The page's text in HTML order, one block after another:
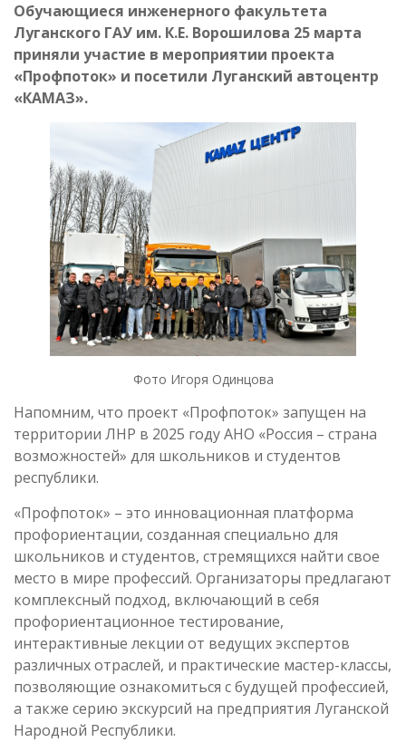
Обучающиеся инженерного факультета
Луганского ГАУ им. К.Е. Ворошилова 25 марта
приняли участие в мероприятии проекта
«Профпоток» и посетили Луганский автоцентр
«КАМАЗ».
Фото Игоря Одинцова
Напомним, что проект «Профпоток» запущен на
территории ЛНР в 2025 году АНО «Россия – страна
возможностей» для школьников и студентов
республики.
«Профпоток» – это инновационная платформа
профориентации, созданная специально для
школьников и студентов, стремящихся найти свое
место в мире профессий. Организаторы предлагают
комплексный подход, включающий в себя
профориентационное тестирование,
интерактивные лекции от ведущих экспертов
различных отраслей, и практические мастер-классы,
позволяющие ознакомиться с будущей профессией,
а также серию экскурсий на предприятия Луганской
Народной Республики.